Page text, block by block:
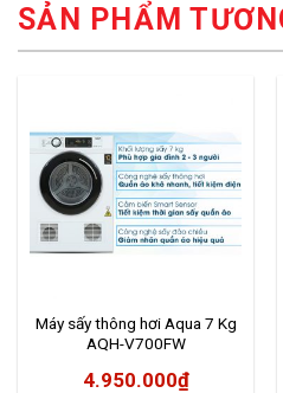
SẢN PHẨM
Máy sấy thông hơi Aqua 7 Kg
AQH-V700FW
4.950.000₫